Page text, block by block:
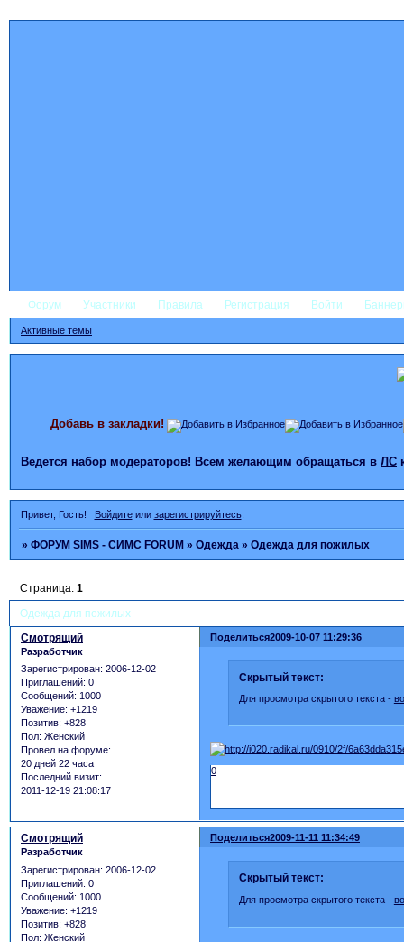
Форум Участники Правила Регистрация Войти
Активные темы
Добавь в закладки!
Ведется набор модераторов! Всем желающим обращаться в ЛС
Привет, Гость! Войдитеили зарегистрируйтесь.
»ФОРУМ SIMS - СИМС FORUM »Одежда »Одежда для пожилых
Одежда для пожилых
Страница:1
Поделиться2009-10-07 11:29:36
Смотрящий
Разработчик
Зарегистрирован: 2006-12-02
Приглашений: 0
Сообщений: 1000
Уважение: +1219
Позитив: +828
Пол: Женский
Провел на форуме:
20 дней 22 часа
Последний визит:
2011-12-19 21:08:17
Скрытый текст:
Для просмотра скрытого текста -
0
Поделиться2009-11-11 11:34:49
Смотрящий
Разработчик
Зарегистрирован: 2006-12-02
Приглашений: 0
Сообщений: 1000
Уважение: +1219
Позитив: +828
Пол: Женский
Скрытый текст:
Для просмотра скрытого текста -